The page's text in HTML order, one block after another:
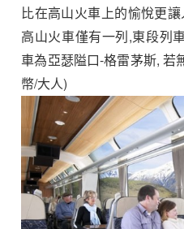
比在高山火車上的愉悅更
高山火車僅有一列,東段列
車為亞瑟隘口-格雷茅斯, 若
幣/大人)